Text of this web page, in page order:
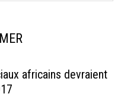
africains devraient